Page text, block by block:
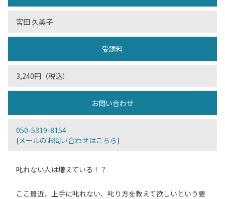
宮田 久美子
受講料
3,240円（税込）
お問い合わせ
050-5319-8154
(メールのお問い合わせはこちら)
叱れない人は増えている！？
ここ最近、上手に叱れない、叱り方を教えて欲しいという要